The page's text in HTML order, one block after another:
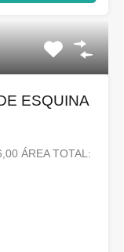
ESQUINA
ÁREA TOTAL: